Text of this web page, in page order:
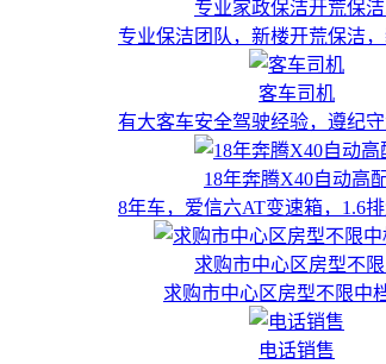
专业家政保洁开荒保洁
专业保洁团队，新楼开荒保洁
客车司机
有大客车安全驾驶经验，遵纪
18年奔腾X40自动高
8年车，爱信六AT变速箱，1.6
求购市中心区房型不限
求购市中心区房型不限中
电话销售